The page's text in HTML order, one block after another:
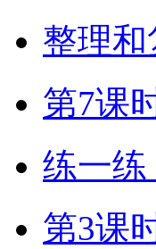
整理
第7课
练一练
第3课